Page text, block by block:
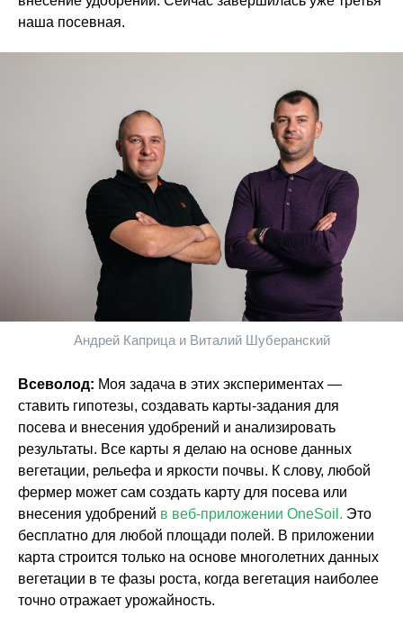
наша посевная.
Андрей Каприца и Виталий Шуберанский
Всеволод: Моя задача в этих экспериментах —
ставить гипотезы, создавать карты-задания для
посева и внесения удобрений и анализировать
результаты. Все карты я делаю на основе данных
вегетации, рельефа и яркости почвы. К слову, любой
фермер может сам создать карту для посева или
внесения удобрений в веб-приложении OneSoil. Это
бесплатно для любой площади полей. В приложении
карта строится только на основе многолетних данных
вегетации в те фазы роста, когда вегетация наиболее
точно отражает урожайность.